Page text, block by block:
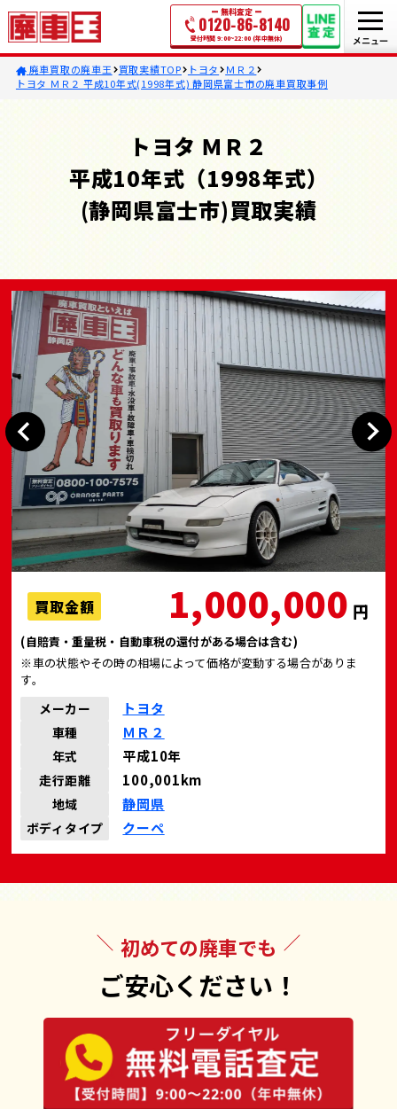
無料査定
0120-86-8140
受付時間 9:00~22:00 (年中無休)
廃車買取の廃車王 買取実績TOP トヨタ
ＭＲ２
トヨタ ＭＲ２ 平成10年式(1998年式) 静岡県富士市の廃車買取事例
トヨタ ＭＲ２
平成10年式（1998年式）
(静岡県富士市)買取実績
買取金額 1,000,000 円
(自賠責・重量税・自動車税の還付がある場合は含む)
※車の状態やその時の相場によって価格が変動する場合がありま
す。
メーカー トヨタ
車種 ＭＲ２
年式 平成10年
走行距離 100,001km
地域 静岡県
ボディタイプ クーペ
初めての廃車でも
ご安心ください！